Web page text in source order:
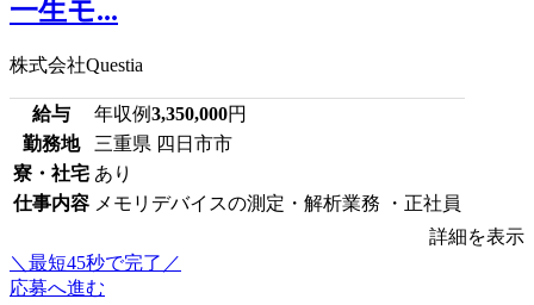
一生モ...
株式会社Questia
給与 年収例3,350,000円
勤務地
三重県 四日市市
寮・社宅 あり
仕事内容 メモリデバイスの測定・解析業務 ・正社員
詳細を表示
＼最短45秒で完了／
応募へ進む